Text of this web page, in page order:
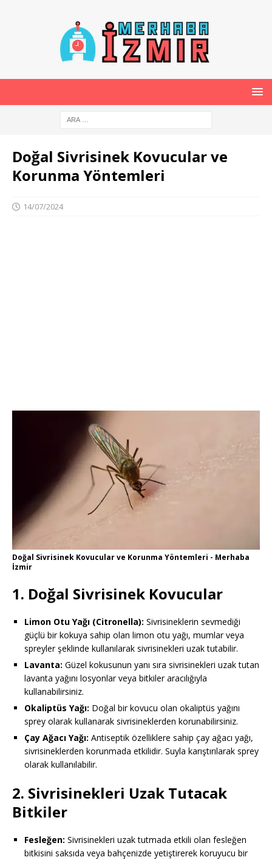
Doğal Sivrisinek Kovucular ve
Korunma Yöntemleri
14/07/2024
Doğal Sivrisinek Kovucular ve Korunma Yöntemleri - Merhaba
İzmir
1. Doğal Sivrisinek Kovucular
Limon Otu Yağı (Citronella): Sivrisineklerin sevmediği
güçlü bir kokuya sahip olan limon otu yağı, mumlar veya
spreyler şeklinde kullanılarak sivrisinekleri uzak tutabilir.
Lavanta: Güzel kokusunun yanı sıra sivrisinekleri uzak tutan
lavanta yağını losyonlar veya bitkiler aracılığıyla
kullanabilirsiniz.
Okaliptüs Yağı: Doğal bir kovucu olan okaliptüs yağını
sprey olarak kullanarak sivrisineklerden korunabilirsiniz.
Çay Ağacı Yağı: Antiseptik özelliklere sahip çay ağacı yağı,
sivrisineklerden korunmada etkilidir. Suyla karıştırılarak sprey
olarak kullanılabilir.
2. Sivrisinekleri Uzak Tutacak
Bitkiler
Fesleğen: Sivrisinekleri uzak tutmada etkili olan fesleğen
bitkisini saksıda veya bahçenizde yetiştirerek koruyucu bir